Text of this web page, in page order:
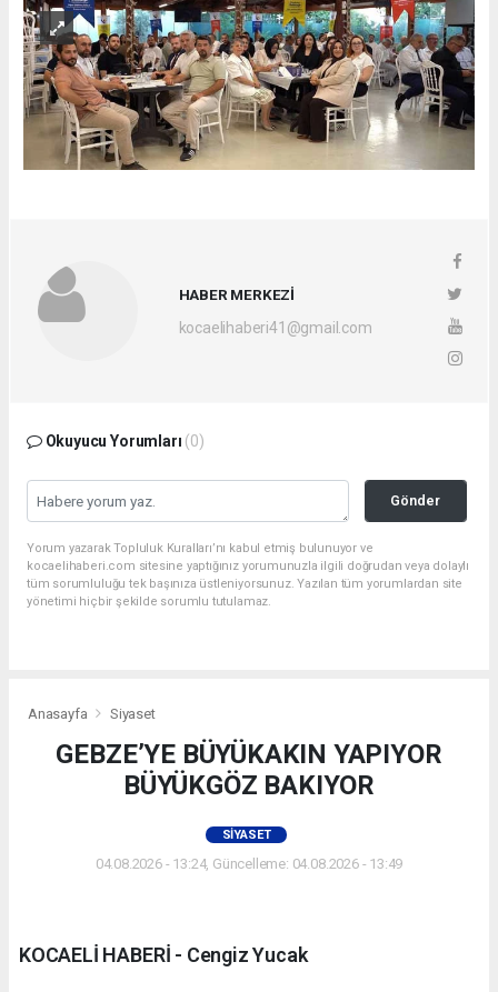
HABER MERKEZİ
kocaelihaberi41@gmail.com
Okuyucu Yorumları (0)
Gönder
Yorum yazarak Topluluk Kuralları’nı kabul etmiş bulunuyor ve
kocaelihaberi.com sitesine yaptığınız yorumunuzla ilgili doğrudan veya dolaylı
tüm sorumluluğu tek başınıza üstleniyorsunuz. Yazılan tüm yorumlardan site
yönetimi hiçbir şekilde sorumlu tutulamaz.
Anasayfa Siyaset
GEBZE’YE BÜYÜKAKIN YAPIYOR
BÜYÜKGÖZ BAKIYOR
SIYASET
04.08.2026 - 13:24, Güncelleme: 04.08.2026 - 13:49
KOCAELİ HABERİ - Cengiz Yucak